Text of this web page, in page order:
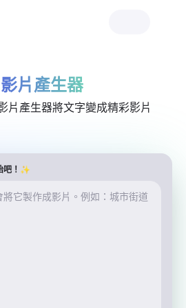
片產生器
片產生器將文字變成精彩影片
吧！✨